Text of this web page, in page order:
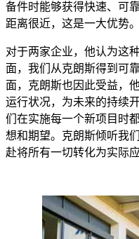
备件时能够获得快速、可
距离很近，这是一大优势
对于两家企业，他认为这
面，我们从克朗斯得到可
面，克朗斯也因此受益，
运行状况，为未来的持续
们在实施每一个新项目时
想和期望。克朗斯倾听我
赴将所有一切转化为实际